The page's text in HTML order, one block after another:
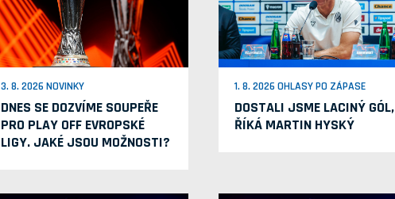
3. 8. 2026 NOVINKY
DNES SE DOZVÍME SOUPEŘE
PRO PLAY OFF EVROPSKÉ
LIGY. JAKÉ JSOU MOŽNOSTI?
1. 8. 2026 OHLASY PO ZÁPASE
DOSTALI JSME LACINÝ GÓL,
ŘÍKÁ MARTIN HYSKÝ